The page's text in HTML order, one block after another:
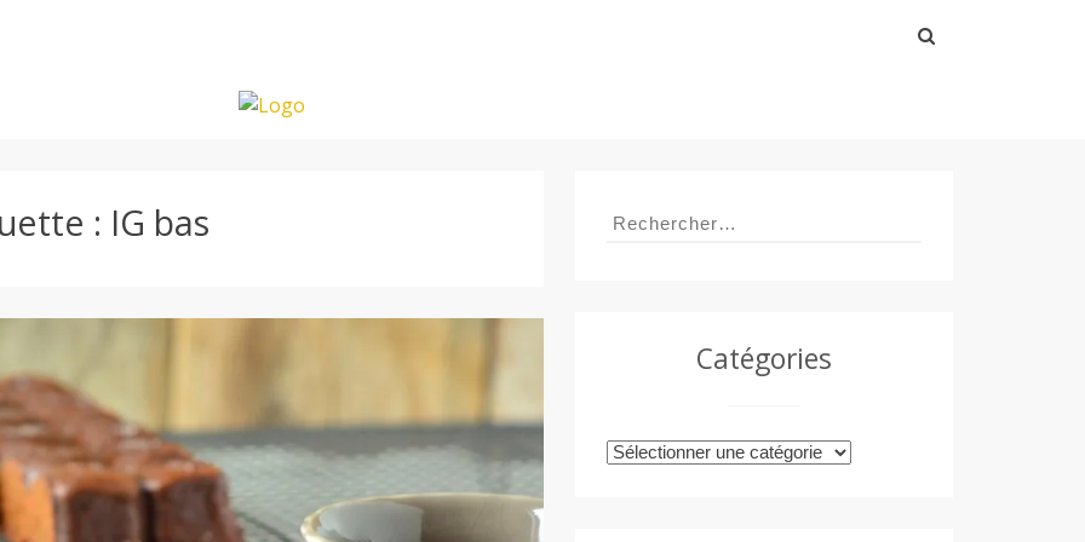
: IG bas Rechercher :
Catégories
Catégories